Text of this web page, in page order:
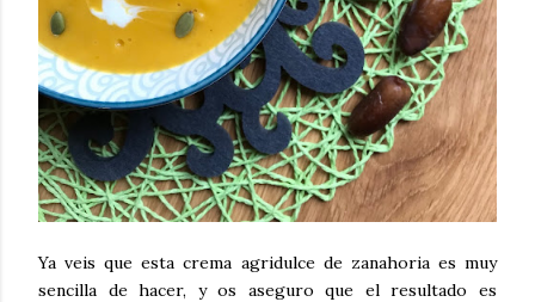
Ya veis que esta crema agridulce de zanahoria es muy
sencilla de hacer, y os aseguro que el resultado es